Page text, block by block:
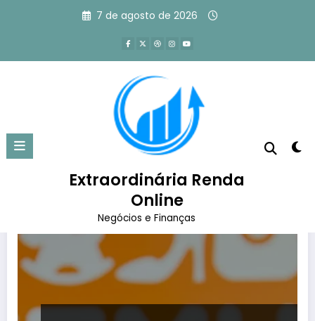
7 de agosto de 2026
Extraordinária Renda
Online
Negócios e Finanças
Tag: marketplace chines